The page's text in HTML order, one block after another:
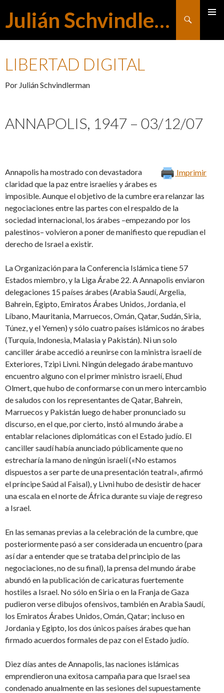
Julián Schvindlerman
Buscar
LIBERTAD DIGITAL
Por Julián Schvindlerman
ANNAPOLIS, 1947 – 03/12/07
Imprimir
Annapolis ha mostrado con devastadora
claridad que la paz entre israelíes y árabes es
imposible. Aunque el objetivo de la cumbre era relanzar las
negociaciones entre las partes con el respaldo de la
sociedad internacional, los árabes –empezando por los
palestinos– volvieron a poner de manifiesto que repudian el
derecho de Israel a existir.
La Organización para la Conferencia Islámica tiene 57
Estados miembro, y la Liga Árabe 22. A Annapolis enviaron
delegaciones 15 países árabes (Arabia Saudí, Argelia,
Bahrein, Egipto, Emiratos Árabes Unidos, Jordania, el
Líbano, Mauritania, Marruecos, Omán, Qatar, Sudán, Siria,
Túnez, y el Yemen) y sólo cuatro países islámicos no árabes
(Turquía, Indonesia, Malasia y Pakistán). Ni un solo
canciller árabe accedió a reunirse con la ministra israelí de
Exteriores, Tzipi Livni. Ningún delegado árabe mantuvo
encuentro alguno con el primer ministro israelí, Ehud
Olmert, que hubo de conformarse con un mero intercambio
de saludos con los representantes de Qatar, Bahrein,
Marruecos y Pakistán luego de haber pronunciado su
discurso, en el que, por cierto, instó al mundo árabe a
entablar relaciones diplomáticas con el Estado judío. El
canciller saudí había anunciado públicamente que no
estrecharía la mano de ningún israelí («No estamos
dispuestos a ser parte de una presentación teatral», afirmó
el príncipe Saúd al Faisal), y Livni hubo de desistir de hacer
una escala en el norte de África durante su viaje de regreso
a Israel.
En las semanas previas a la celebración de la cumbre, que
posteriormente pasó a ser considerada un encuentro (para
así dar a entender que se trataba del principio de las
negociaciones, no de su final), la prensa del mundo árabe
abundó en la publicación de caricaturas fuertemente
hostiles a Israel. No sólo en Siria o en la Franja de Gaza
pudieron verse dibujos ofensivos, también en Arabia Saudí,
los Emiratos Árabes Unidos, Omán, Qatar; incluso en
Jordania y Egipto, los dos únicos países árabes que han
firmado acuerdos formales de paz con el Estado judío.
Diez días antes de Annapolis, las naciones islámicas
emprendieron una exitosa campaña para que Israel sea
condenado anualmente en las sesiones del supuestamente